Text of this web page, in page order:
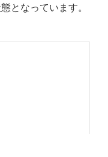
となっています。